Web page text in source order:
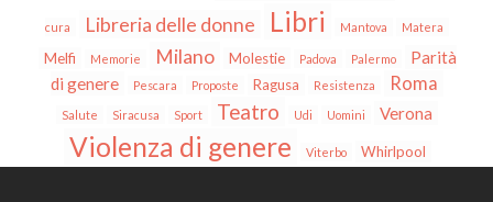
cura Libreria delle donne Libri Mantova Matera
Melfi Memorie Milano Molestie Padova Palermo
Parità
di genere
Pescara Proposte Ragusa Resistenza Roma
Salute Siracusa Sport Teatro Udi Uomini Verona
Violenza di genere Viterbo Whirlpool